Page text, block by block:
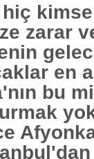
zarar
en
bu